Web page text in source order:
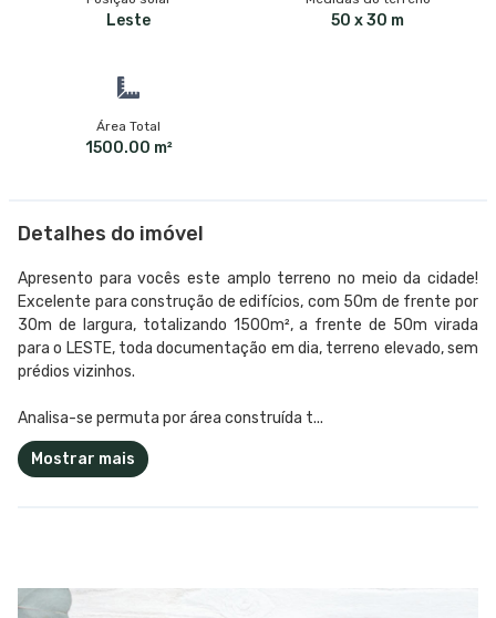
Leste 50 x 30 m
Área Total
1500.00 m²
Detalhes do imóvel
Apresento para vocês este amplo terreno no meio da cidade!
Excelente para construção de edifícios, com 50m de frente por
30m de largura, totalizando 1500m², a frente de 50m virada
para o LESTE, toda documentação em dia, terreno elevado, sem
prédios vizinhos.
Analisa-se permuta por área construída t...
Mostrar mais